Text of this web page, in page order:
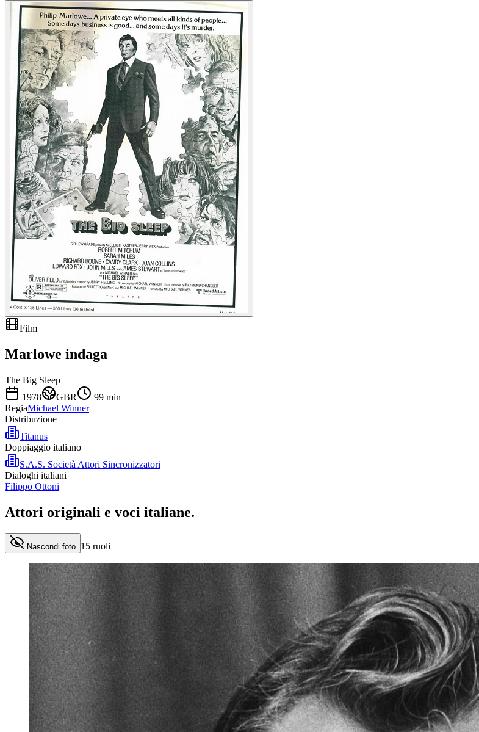
Film
Marlowe indaga
The Big Sleep
1978
GBR 99 min
RegiaMichael Winner
Distribuzione
Titanus
Doppiaggio italiano
S.A.S. Società Attori Sincronizzatori
Dialoghi italiani
Filippo Ottoni
Attori originali e voci italiane.
Nascondi foto 15 ruoli